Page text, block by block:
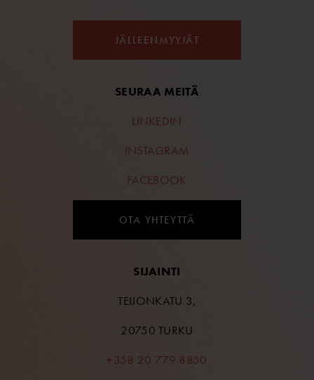
JÄLLEENMYYJÄT
SEURAA MEITÄ
LINKEDIN
INSTAGRAM
FACEBOOK
OTA YHTEYTTÄ
SIJAINTI
TEIJONKATU 3,
20750 TURKU
+358 20 779 8850